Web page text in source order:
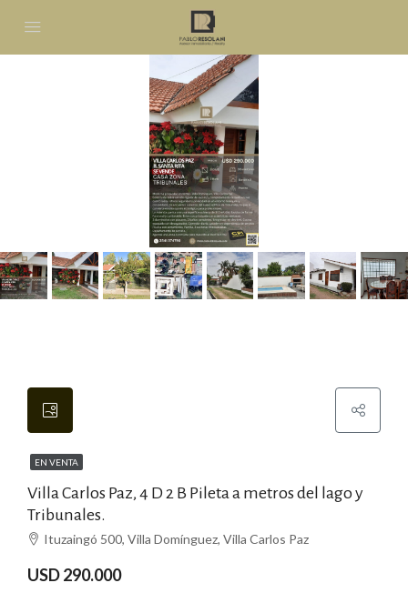
EN VENTA
Villa Carlos Paz, 4 D 2 B Pileta a metros del lago y
Tribunales.
Ituzaingó 500, Villa Domínguez, Villa Carlos Paz
USD 290.000